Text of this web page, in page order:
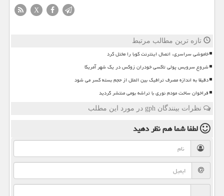
X
تازه ترین مطالب مرتبط
خاموشی سراسری، اتصال اینترنت کوبا را مختل کرد
شروع سرویس پولی تاکسی خودران زوکس در یک شهر آمریکا
دقیقا به اندازه مصرف ترافیک بین الملل از حجم بسته کسر می شود
فراخوان ساخت مودم نوری با تراشه بومی منتشر گردید
نظرات بینندگان gph در مورد این مطلب
لطفا شما همنظر دهید